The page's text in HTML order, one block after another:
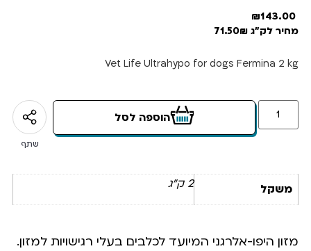
143.00
₪
מחיר לק"ג 71.50₪
Vet Life Ultrahypo for dogs Fermina 2 kg
הוספה לסל
שתף
משקל 2 ק"ג
מזון היפו-אלרגני המיועד לכלבים בעלי רגישויות למזון.